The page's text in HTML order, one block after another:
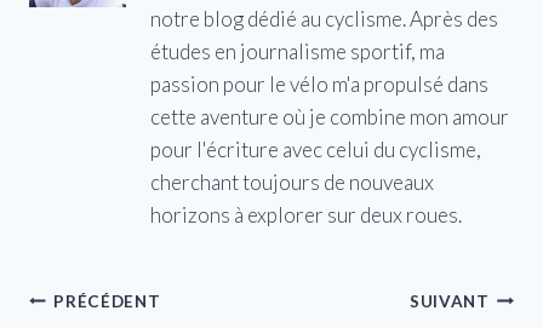
notre blog dédié au cyclisme. Après des
études en journalisme sportif, ma
passion pour le vélo m'a propulsé dans
cette aventure où je combine mon amour
pour l'écriture avec celui du cyclisme,
cherchant toujours de nouveaux
horizons à explorer sur deux roues.
Navigation
PRÉCÉDENT SUIVANT